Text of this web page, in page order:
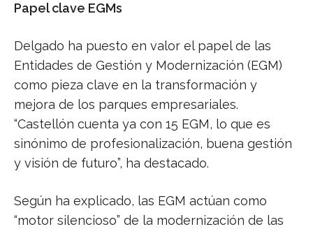
Papel clave EGMs
Delgado ha puesto en valor el papel de las
Entidades de Gestión y Modernización (EGM)
como pieza clave en la transformación y
mejora de los parques empresariales.
“Castellón cuenta ya con 15 EGM, lo que es
sinónimo de profesionalización, buena gestión
y visión de futuro”, ha destacado.
Según ha explicado, las EGM actúan como
“motor silencioso” de la modernización de las